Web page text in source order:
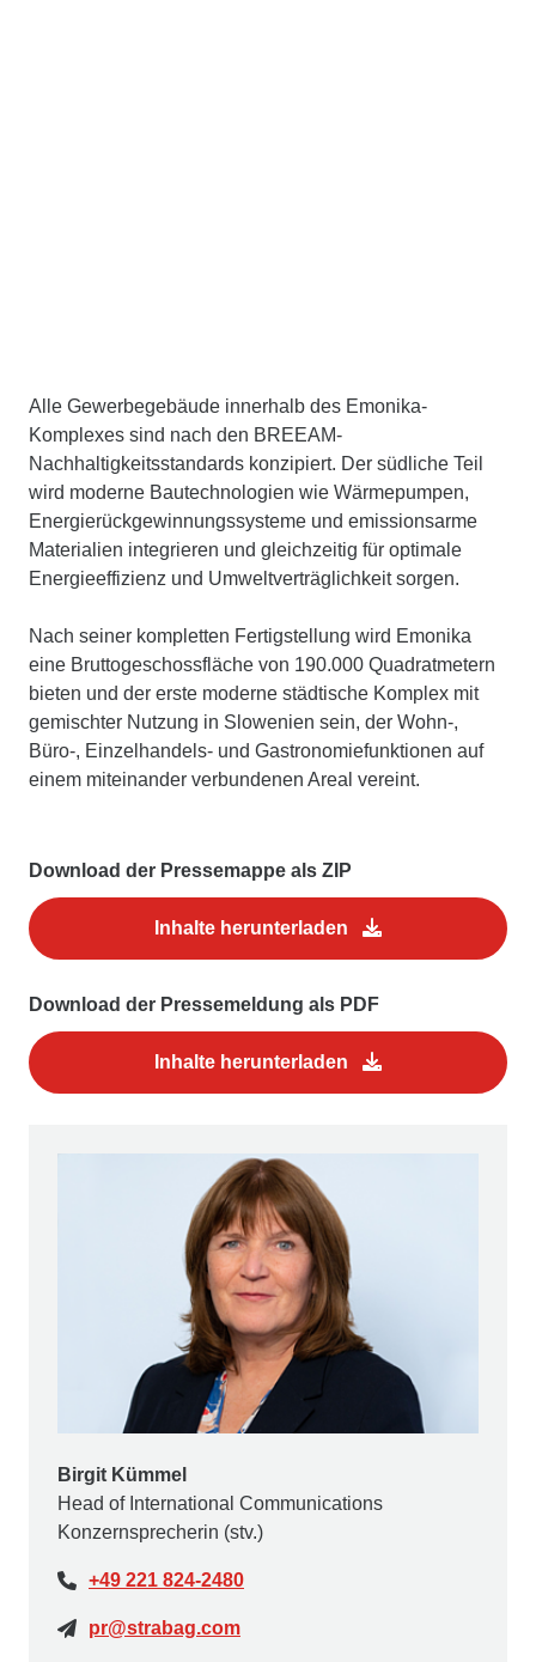
Alle Gewerbegebäude innerhalb des Emonika-
Komplexes sind nach den BREEAM-
Nachhaltigkeitsstandards konzipiert. Der südliche Teil
wird moderne Bautechnologien wie Wärmepumpen,
Energierückgewinnungssysteme und emissionsarme
Materialien integrieren und gleichzeitig für optimale
Energieeffizienz und Umweltverträglichkeit sorgen.
Nach seiner kompletten Fertigstellung wird Emonika
eine Bruttogeschossfläche von 190.000 Quadratmetern
bieten und der erste moderne städtische Komplex mit
gemischter Nutzung in Slowenien sein, der Wohn-,
Büro-, Einzelhandels- und Gastronomiefunktionen auf
einem miteinander verbundenen Areal vereint.
Download der Pressemappe als ZIP
Inhalte herunterladen
Download der Pressemeldung als PDF
Inhalte herunterladen
Birgit Kümmel
Head of International Communications
Konzernsprecherin (stv.)
+49 221 824-2480
pr@strabag.com